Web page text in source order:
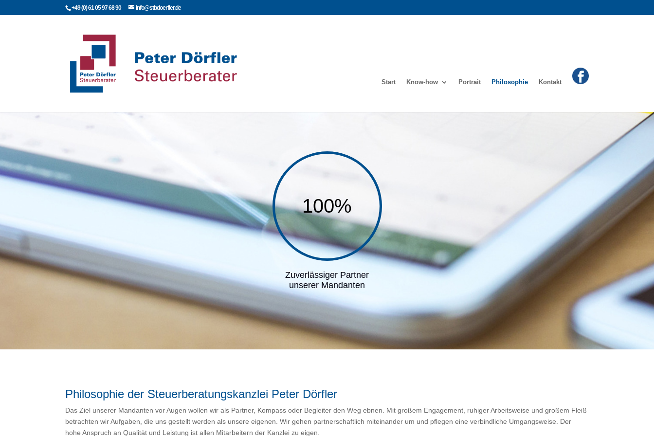
+49 (0) 61 05 97 68 90 info@stbdoerfler.de
Start Know-how Portrait Philosophie Kontakt
100%
Zuverlässiger Partner
unserer Mandanten
Philosophie der Steuerberatungskanzlei Peter Dörfler
Das Ziel unserer Mandanten vor Augen wollen wir als Partner, Kompass oder Begleiter den Weg ebnen. Mit großem Engagement, ruhiger Arbeitsweise und großem Fleiß
betrachten wir Aufgaben, die uns gestellt werden als unsere eigenen. Wir gehen partnerschaftlich miteinander um und pflegen eine verbindliche Umgangsweise. Der
hohe Anspruch an Qualität und Leistung ist allen Mitarbeitern der Kanzlei zu eigen.